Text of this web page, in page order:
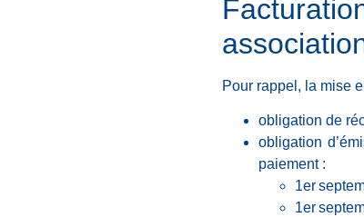
Pour rappel, la mise
obligation de
obligation
paiement :
1er
1er